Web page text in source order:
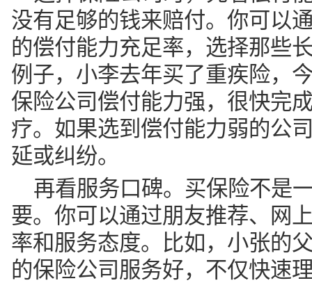
没有足够的钱来赔付。你可以
的偿付能力充足率，选择那些
例子，小李去年买了重疾险，
保险公司偿付能力强，很快完
疗。如果选到偿付能力弱的公
延或纠纷。
再看服务口碑。买保险不是
要。你可以通过朋友推荐、网
率和服务态度。比如，小张的
的保险公司服务好，不仅快速